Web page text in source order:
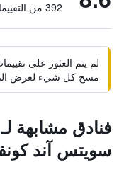
392 من التقييمات تم التحقق منها
لم يتم العثور على
مسح كل شيء لعرض
فنادق مشابهة
سويتس آند